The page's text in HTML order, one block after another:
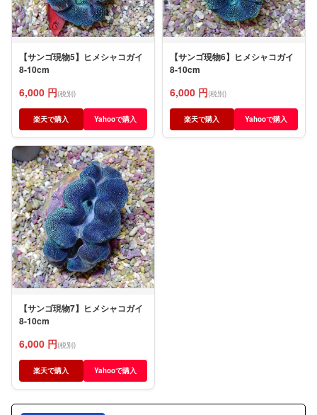
【サンゴ現物5】ヒメシャコガイ
8-10cm
6,000 円(税別)
楽天で購入 Yahooで購入
【サンゴ現物6】ヒメシャコガイ
8-10cm
6,000 円(税別)
楽天で購入 Yahooで購入
【サンゴ現物7】ヒメシャコガイ
8-10cm
6,000 円(税別)
楽天で購入 Yahooで購入